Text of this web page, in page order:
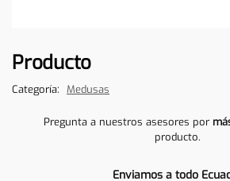
Producto
Categoría: Medusas
Pregunta a nuestros asesores por
producto.
Enviamos a todo